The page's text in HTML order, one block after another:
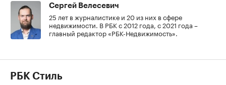
Сергей Велесевич
25 лет в журналистике и 20 из них в сфере
недвижимости. В РБК с 2012 года, с 2021 года –
главный редактор «РБК-Недвижимость».
РБК Стиль